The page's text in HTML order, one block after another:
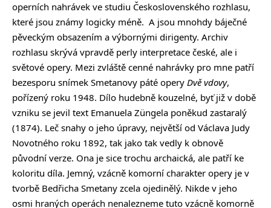
operních nahrávek ve studiu Československého rozhlasu,
které jsou známy logicky méně. A jsou mnohdy báječné
pěveckým obsazením a výbornými dirigenty. Archiv
rozhlasu skrývá vpravdě perly interpretace české, ale i
světové opery. Mezi zvláště cenné nahrávky pro mne patří
bezesporu snímek Smetanovy páté opery Dvě vdovy,
pořízený roku 1948. Dílo hudebně kouzelné, byť již v době
vzniku se jevil text Emanuela Züngela poněkud zastaralý
(1874). Leč snahy o jeho úpravy, největší od Václava Judy
Novotného roku 1892, tak jako tak vedly k obnově
původní verze. Ona je sice trochu archaická, ale patří ke
koloritu díla. Jemný, vzácně komorní charakter opery je v
tvorbě Bedřicha Smetany zcela ojedinělý. Nikde v jeho
osmi hraných operách nenalezneme tuto vzácně komorně